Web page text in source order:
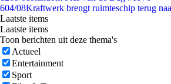
604/08Kraftwerk brengt ruimteschip terug
Laatste items
Laatste items
Toon berichten uit deze thema's
Actueel
Entertainment
Sport